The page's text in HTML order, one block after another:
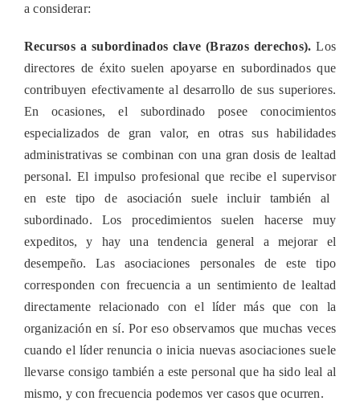
a considerar:
Recursos a subordinados clave (Brazos derechos). Los
directores de éxito suelen apoyarse en subordinados que
contribuyen efectivamente al desarrollo de sus superiores.
En ocasiones, el subordinado posee conocimientos
especializados de gran valor, en otras sus habilidades
administrativas se combinan con una gran dosis de lealtad
personal. El impulso profesional que recibe el supervisor
en este tipo de asociación suele incluir también al
subordinado. Los procedimientos suelen hacerse muy
expeditos, y hay una tendencia general a mejorar el
desempeño. Las asociaciones personales de este tipo
corresponden con frecuencia a un sentimiento de lealtad
directamente relacionado con el líder más que con la
organización en sí. Por eso observamos que muchas veces
cuando el líder renuncia o inicia nuevas asociaciones suele
llevarse consigo también a este personal que ha sido leal al
mismo, y con frecuencia podemos ver casos que ocurren.